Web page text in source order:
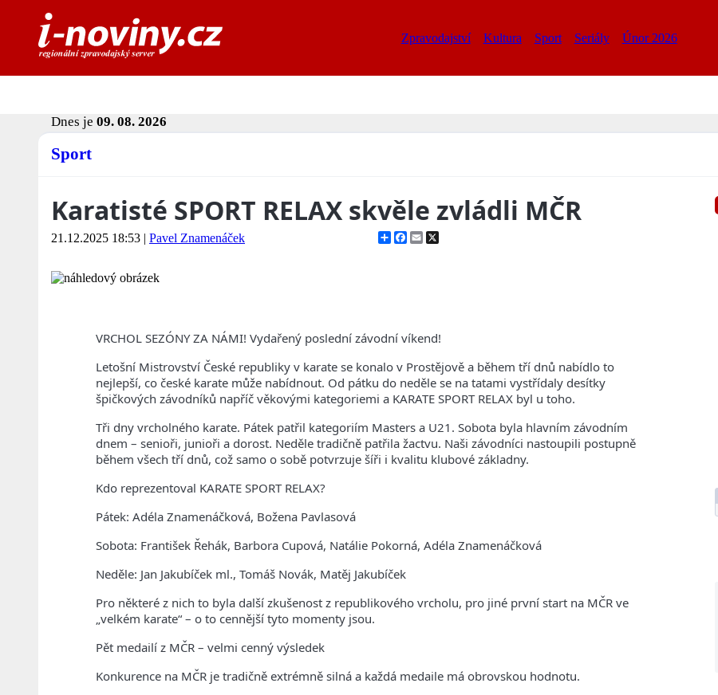
Zpravodajství Kultura Sport Seriály Únor 2026
Dnes je 09. 08. 2026
Sport
Karatisté SPORT RELAX skvěle zvládli MČR
21.12.2025 18:53 | Pavel Znamenáček ShareFacebook
Email
VRCHOL SEZÓNY ZA NÁMI! Vydařený poslední závodní víkend!
Letošní Mistrovství České republiky v karate se konalo v Prostějově a během tří dnů nabídlo to
nejlepší, co české karate může nabídnout. Od pátku do neděle se na tatami vystřídaly desítky
špičkových závodníků napříč věkovými kategoriemi a KARATE SPORT RELAX byl u toho.
Tři dny vrcholného karate. Pátek patřil kategoriím Masters a U21. Sobota byla hlavním závodním
dnem – senioři, junioři a dorost. Neděle tradičně patřila žactvu. Naši závodníci nastoupili postupně
během všech tří dnů, což samo o sobě potvrzuje šíři i kvalitu klubové základny.
Kdo reprezentoval KARATE SPORT RELAX?
Pátek: Adéla Znamenáčková, Božena Pavlasová
Sobota: František Řehák, Barbora Cupová, Natálie Pokorná, Adéla Znamenáčková
Neděle: Jan Jakubíček ml., Tomáš Novák, Matěj Jakubíček
Pro některé z nich to byla další zkušenost z republikového vrcholu, pro jiné první start na MČR ve
„velkém karate“ – o to cennější tyto momenty jsou.
Pět medailí z MČR – velmi cenný výsledek
Konkurence na MČR je tradičně extrémně silná a každá medaile má obrovskou hodnotu.